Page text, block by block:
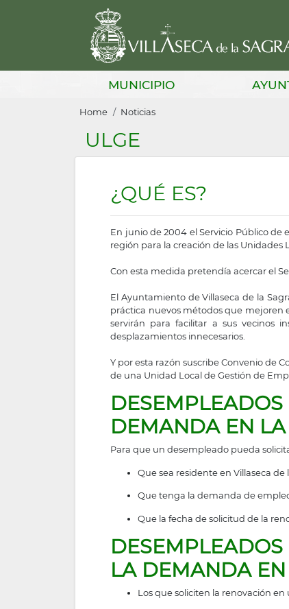
MUNICIPIO
Breadcrumb
Home Noticias
ULGE
¿QUÉ ES?
En junio de 2004 el Servicio Público de
región para la creación de las Unidades
Con esta medida pretendía acercar el
El Ayuntamiento de Villaseca de la
práctica nuevos métodos que mejoren
servirán para facilitar a sus vecinos
desplazamientos innecesarios.
Y por esta razón suscribe Convenio de
de una Unidad Local de Gestión de
DEMANDA EN
Para que un desempleado pueda
Que sea residente en Villaseca de
Que tenga la demanda de
Que la fecha de solicitud de la
LA DEMANDA
Los que soliciten la renovación